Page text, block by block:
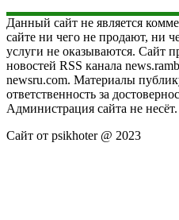
Данный сайт не является
сайте ни чего не продают, ни
услуги не оказываются. Сайт
новостей RSS канала
newsru.com. Материалы
ответственность за
Администрация сайта не несёт.
Сайт от psikhoter @ 2023